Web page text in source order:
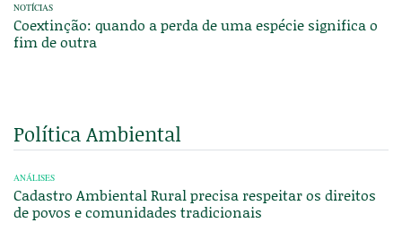
NOTÍCIAS
Coextinção: quando a perda de uma espécie significa o
fim de outra
Política Ambiental
ANÁLISES
Cadastro Ambiental Rural precisa respeitar os direitos
de povos e comunidades tradicionais